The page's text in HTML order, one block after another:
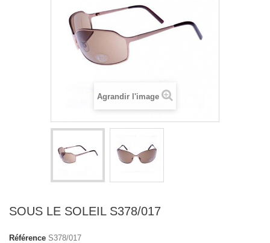
Agrandir l'image
SOUS LE SOLEIL S378/017
Référence S378/017